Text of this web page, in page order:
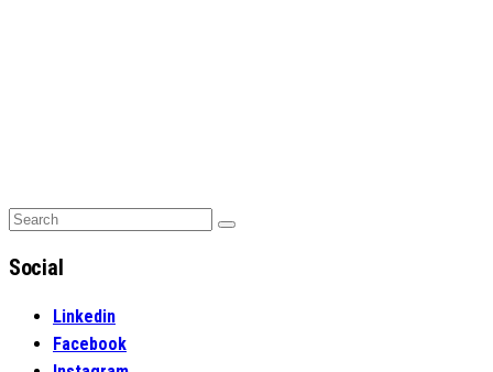
Search
Search
Social
Linkedin
Facebook